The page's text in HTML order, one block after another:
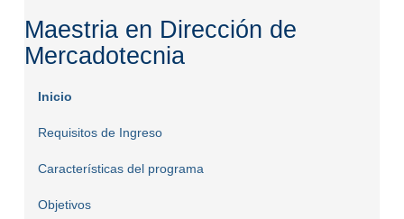
Maestria en Dirección de
Mercadotecnia
Inicio
Requisitos de Ingreso
Características del programa
Objetivos